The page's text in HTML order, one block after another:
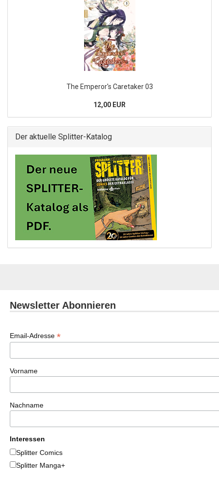
The Emperor's Caretaker 03
12,00 EUR
Der aktuelle Splitter-Katalog
Newsletter Abonnieren
Email-Adresse *
Vorname
Nachname
Interessen
Splitter Comics
Splitter Manga+